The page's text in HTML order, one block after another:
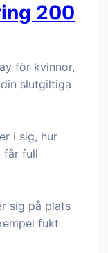
200
för kvinnor,
slutgiltiga
i sig, hur
får full
sig på plats
fukt